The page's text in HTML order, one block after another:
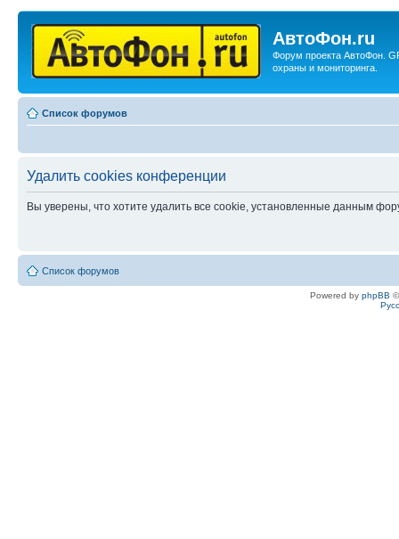
АвтоФон.ru
Форум проекта АвтоФон.
охраны и мониторинга.
Список форумов
Удалить cookies конференции
Вы уверены, что хотите удалить все cookie, установленные данным
Список форумов
Powered by phpBB